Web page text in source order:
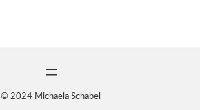
© 2024 Michaela Schabel